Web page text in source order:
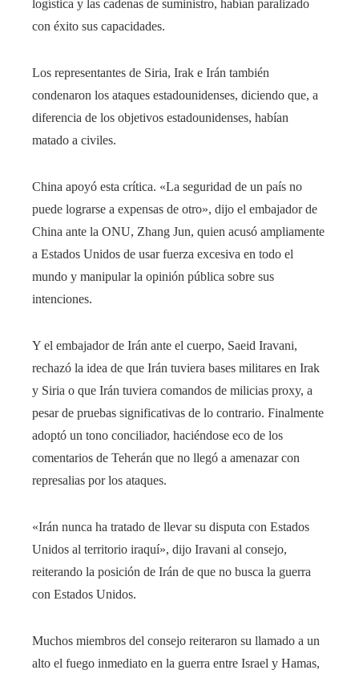
logística y las cadenas de suministro, habían paralizado
con éxito sus capacidades.
Los representantes de Siria, Irak e Irán también
condenaron los ataques estadounidenses, diciendo que, a
diferencia de los objetivos estadounidenses, habían
matado a civiles.
China apoyó esta crítica. «La seguridad de un país no
puede lograrse a expensas de otro», dijo el embajador de
China ante la ONU, Zhang Jun, quien acusó ampliamente
a Estados Unidos de usar fuerza excesiva en todo el
mundo y manipular la opinión pública sobre sus
intenciones.
Y el embajador de Irán ante el cuerpo, Saeid Iravani,
rechazó la idea de que Irán tuviera bases militares en Irak
y Siria o que Irán tuviera comandos de milicias proxy, a
pesar de pruebas significativas de lo contrario. Finalmente
adoptó un tono conciliador, haciéndose eco de los
comentarios de Teherán que no llegó a amenazar con
represalias por los ataques.
«Irán nunca ha tratado de llevar su disputa con Estados
Unidos al territorio iraquí», dijo Iravani al consejo,
reiterando la posición de Irán de que no busca la guerra
con Estados Unidos.
Muchos miembros del consejo reiteraron su llamado a un
alto el fuego inmediato en la guerra entre Israel y Hamas,